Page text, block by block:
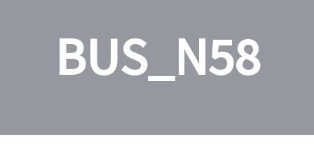
BUS_N58